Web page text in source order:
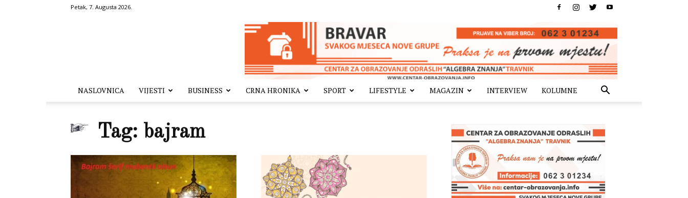
Petak, 7. Augusta 2026.
NASLOVNICA VIJESTI BUSINESS CRNA HRONIKA SPORT LIFESTYLE MAGAZIN INTERVIEW KOLUMNE
Tag: bajram